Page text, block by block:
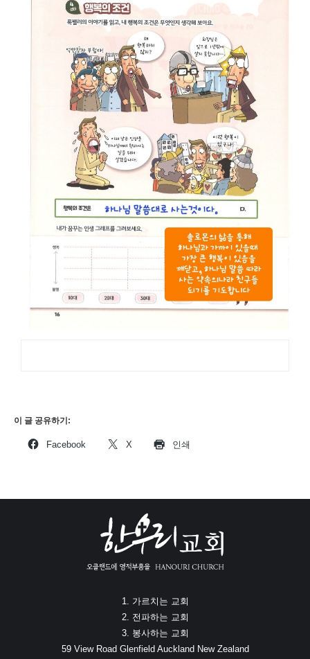
이 글 공유하기:
Facebook X 인쇄
1. 가르치는 교회
2. 전파하는 교회
3. 봉사하는 교회
59 View Road Glenfield Auckland New Zealand